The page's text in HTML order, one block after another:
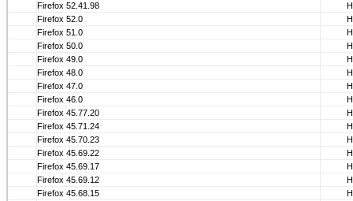
Firefox 52.41.98
Firefox 52.0
Firefox 51.0
Firefox 50.0
Firefox 49.0
Firefox 48.0
Firefox 47.0
Firefox 46.0
Firefox 45.77.20
Firefox 45.71.24
Firefox 45.70.23
Firefox 45.69.22
Firefox 45.69.17
Firefox 45.69.12
Firefox 45.68.15